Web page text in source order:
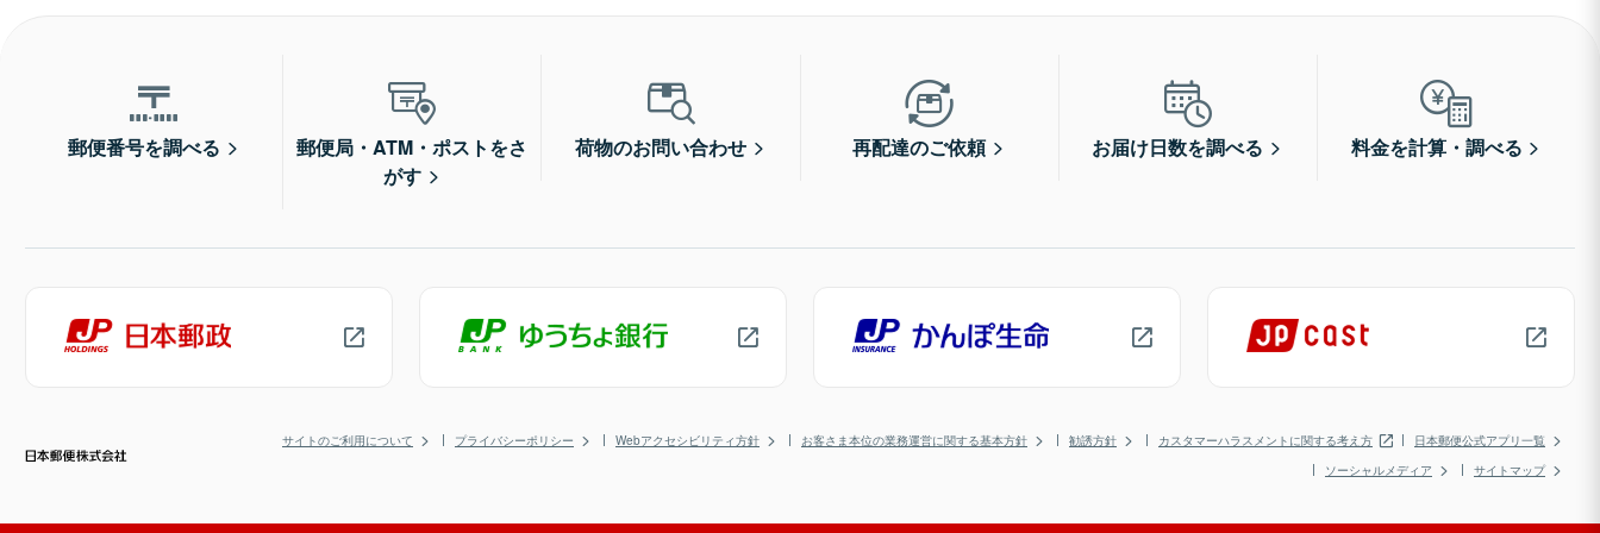
郵便番号を調べる
郵便局・ATM・ポストをさ
がす
荷物のお問い合わせ 再配達のご依頼 お届け日数を調べる 料金を計算・調べる
サイトのご利用について プライバシーポリシー Webアクセシビリティ方針 お客さま本位の業務運営に関する基本方針 勧誘方針 カスタマーハラスメントに関する考え方
日本郵便公式アプリ一覧
ソーシャルメディア
サイトマップ